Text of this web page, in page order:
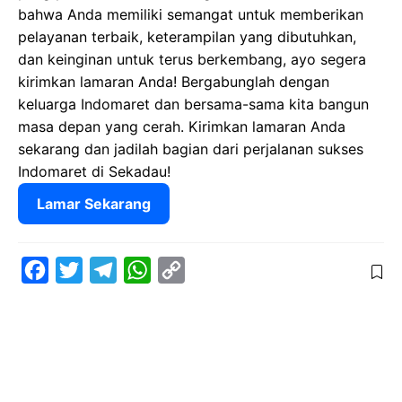
bahwa Anda memiliki semangat untuk memberikan
pelayanan terbaik, keterampilan yang dibutuhkan,
dan keinginan untuk terus berkembang, ayo segera
kirimkan lamaran Anda! Bergabunglah dengan
keluarga Indomaret dan bersama-sama kita bangun
masa depan yang cerah. Kirimkan lamaran Anda
sekarang dan jadilah bagian dari perjalanan sukses
Indomaret di Sekadau!
Lamar Sekarang
W